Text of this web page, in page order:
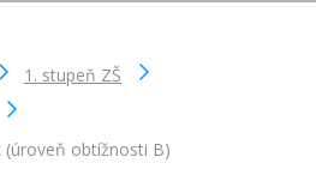
1. stupeň ZŠ
(úroveň obtížnosti B)